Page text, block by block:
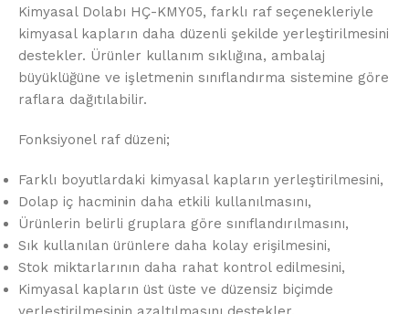
Kimyasal Dolabı HÇ-KMY05, farklı raf seçenekleriyle
kimyasal kapların daha düzenli şekilde yerleştirilmesini
destekler. Ürünler kullanım sıklığına, ambalaj
büyüklüğüne ve işletmenin sınıflandırma sistemine göre
raflara dağıtılabilir.
Fonksiyonel raf düzeni;
Farklı boyutlardaki kimyasal kapların yerleştirilmesini,
Dolap iç hacminin daha etkili kullanılmasını,
Ürünlerin belirli gruplara göre sınıflandırılmasını,
Sık kullanılan ürünlere daha kolay erişilmesini,
Stok miktarlarının daha rahat kontrol edilmesini,
Kimyasal kapların üst üste ve düzensiz biçimde